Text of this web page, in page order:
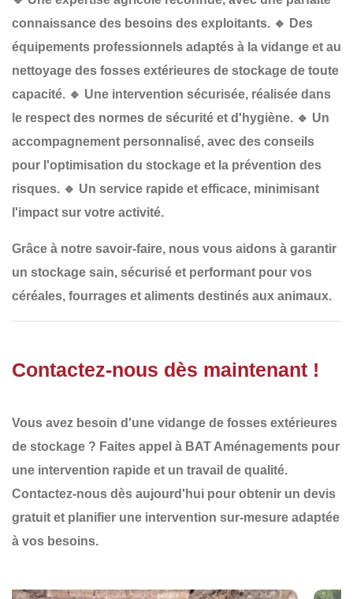
connaissance des besoins des exploitants. 🔹 Des
équipements professionnels adaptés à la vidange et au
nettoyage des fosses extérieures de stockage de toute
capacité. 🔹 Une intervention sécurisée, réalisée dans
le respect des normes de sécurité et d'hygiène. 🔹 Un
accompagnement personnalisé, avec des conseils
pour l'optimisation du stockage et la prévention des
risques. 🔹 Un service rapide et efficace, minimisant
l'impact sur votre activité.
Grâce à notre savoir-faire, nous vous aidons à garantir
un stockage sain, sécurisé et performant pour vos
céréales, fourrages et aliments destinés aux animaux.
Contactez-nous dès maintenant !
Vous avez besoin d'une vidange de fosses extérieures
de stockage ? Faites appel à BAT Aménagements pour
une intervention rapide et un travail de qualité.
Contactez-nous dès aujourd'hui pour obtenir un devis
gratuit et planifier une intervention sur-mesure adaptée
à vos besoins.